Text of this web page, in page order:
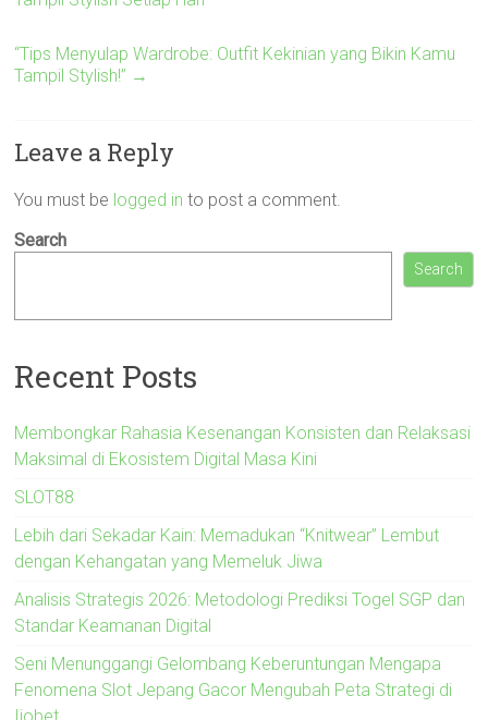
“Tips Menyulap Wardrobe: Outfit Kekinian yang Bikin Kamu
Tampil Stylish!” →
Leave a Reply
You must be logged in to post a comment.
Search
Search
Recent Posts
Membongkar Rahasia Kesenangan Konsisten dan Relaksasi
Maksimal di Ekosistem Digital Masa Kini
SLOT88
Lebih dari Sekadar Kain: Memadukan “Knitwear” Lembut
dengan Kehangatan yang Memeluk Jiwa
Analisis Strategis 2026: Metodologi Prediksi Togel SGP dan
Standar Keamanan Digital
Seni Menunggangi Gelombang Keberuntungan Mengapa
Fenomena Slot Jepang Gacor Mengubah Peta Strategi di
Ijobet